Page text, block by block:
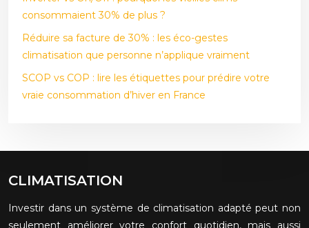
consommaient 30% de plus ?
Réduire sa facture de 30% : les éco-gestes
climatisation que personne n’applique vraiment
SCOP vs COP : lire les étiquettes pour prédire votre
vraie consommation d’hiver en France
CLIMATISATION
Investir dans un système de climatisation adapté peut non
seulement améliorer votre confort quotidien, mais aussi